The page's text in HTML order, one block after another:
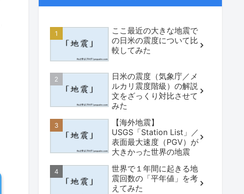
ここ最近の大きな地震で
の日米の震度について比
較してみた
日米の震度（気象庁／メ
ルカリ震度階級）の解説
文をざっくり対比させて
みた
【海外地震】
USGS「Station List」／
表面最大速度（PGV）が
大きかった世界の地震
世界で１年間に起きる地
震回数の「平年値」を考
えてみた